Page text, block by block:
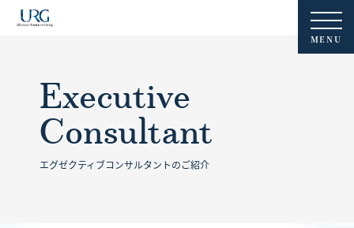
MENU
Executive
Consultant
エグゼクティブコンサルタントのご紹介